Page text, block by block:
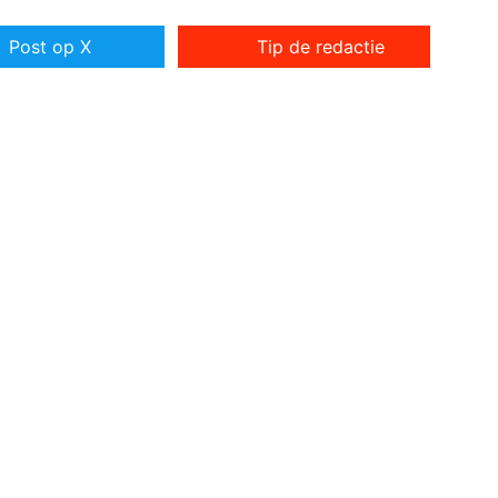
Post op X Tip de redactie